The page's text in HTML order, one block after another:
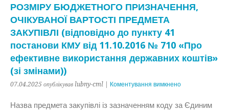
РОЗМІРУ БЮДЖЕТНОГО ПРИЗНАЧЕННЯ,
ОЧІКУВАНОЇ ВАРТОСТІ ПРЕДМЕТА
ЗАКУПІВЛІ (відповідно до пункту 41
постанови КМУ від 11.10.2016 № 710 «Про
ефективне використання державних коштів»
(зі змінами))
07.04.2025 опублікував lubny-cml | Коментування вимкнено
Назва предмета закупівлі із зазначенням коду за Єдиним